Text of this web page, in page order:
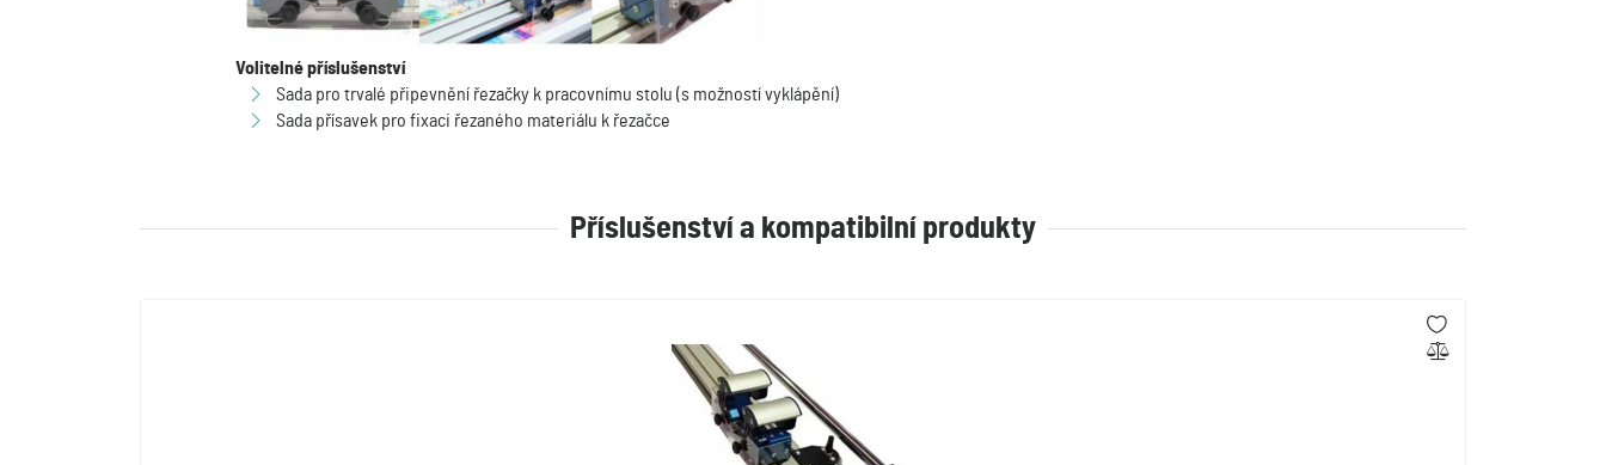
Volitelné příslušenství
Sada pro trvalé připevnění řezačky k pracovnímu stolu (s možností vyklápění)
Sada přísavek pro fixaci řezaného materiálu k řezačce
Příslušenství a kompatibilní produkty